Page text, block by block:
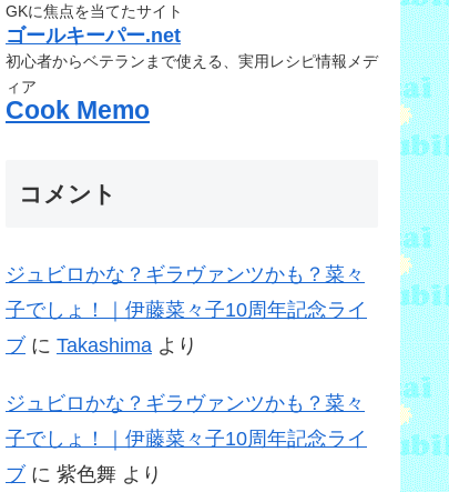
GKに焦点を当てたサイト
ゴールキーパー.net
初心者からベテランまで使える、実用レシピ情報メデ
ィア
Cook Memo
コメント
ジュビロかな？ギラヴァンツかも？菜々
子でしょ！｜伊藤菜々子10周年記念ライ
ブ に Takashima より
ジュビロかな？ギラヴァンツかも？菜々
子でしょ！｜伊藤菜々子10周年記念ライ
ブ に 紫色舞 より